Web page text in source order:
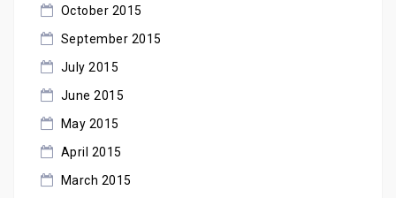
October 2015
September 2015
July 2015
June 2015
May 2015
April 2015
March 2015